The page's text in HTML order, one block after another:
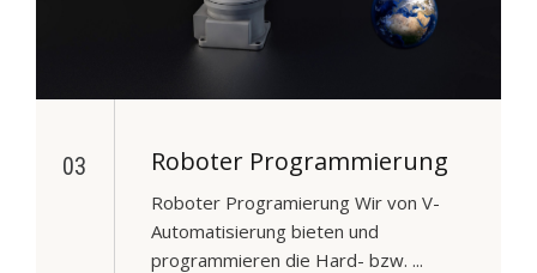
03 Roboter Programmierung
Roboter Programierung Wir von V-
Automatisierung bieten und
programmieren die Hard- bzw. ...